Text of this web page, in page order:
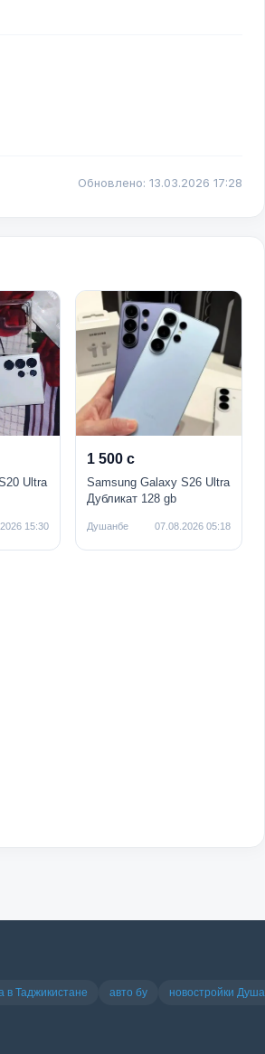
Обновлено: 13.03.2026 17:28
Ultra
15:30
1 500 с
Samsung Galaxy S26 Ultra
Дубликат 128 gb
Душанбе 07.08.2026 05:18
в Таджикистане авто бу новостройки